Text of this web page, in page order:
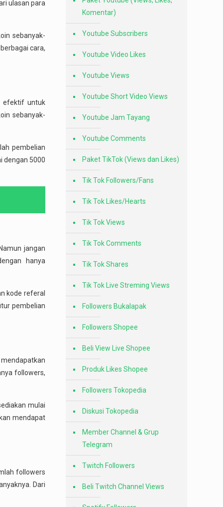
ulasan para
sebanyak-
cara,
efektif untuk
sebanyak-
pembelian
dengan 5000
jangan
hanya
kode referal
pembelian
followers,
mulai
mendapat
followers
Dari
Komentar)
Youtube Subscribers
Youtube Video Likes
Youtube Views
Youtube Short Video Views
Youtube Jam Tayang
Youtube Comments
Paket TikTok (Views dan Likes)
Tik Tok Followers/Fans
Tik Tok Likes/Hearts
Tik Tok Views
Tik Tok Comments
Tik Tok Shares
Tik Tok Live Streming Views
Followers Bukalapak
Followers Shopee
Beli View Live Shopee
Produk Likes Shopee
Followers Tokopedia
Diskusi Tokopedia
Member Channel & Grup
Telegram
Twitch Followers
Beli Twitch Channel Views